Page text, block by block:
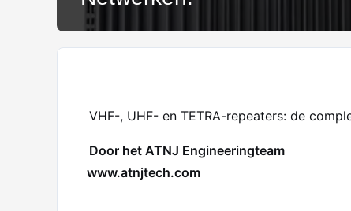
VHF-, UHF- en TETRA-repeaters: de
Door het ATNJ Engineeringteam
www.atnjtech.com